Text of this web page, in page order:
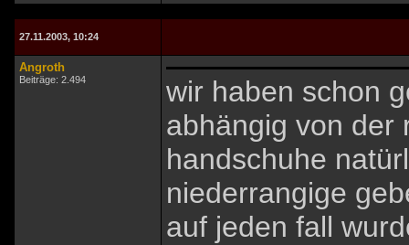
27.11.2003, 10:24
Angroth
Beiträge: 2.494
wir haben schon
abhängig von der
handschuhe
niederrangige
auf jeden fall